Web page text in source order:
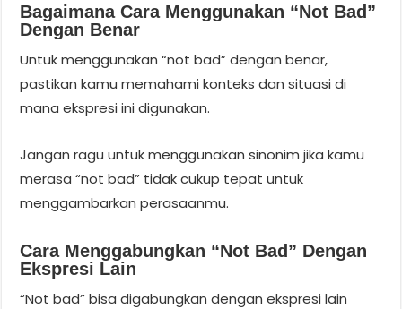
Bagaimana Cara Menggunakan “not Bad”
Dengan Benar
Untuk menggunakan “not bad” dengan benar,
pastikan kamu memahami konteks dan situasi di
mana ekspresi ini digunakan.
Jangan ragu untuk menggunakan sinonim jika kamu
merasa “not bad” tidak cukup tepat untuk
menggambarkan perasaanmu.
Cara Menggabungkan “not Bad” Dengan
Ekspresi Lain
“Not bad” bisa digabungkan dengan ekspresi lain